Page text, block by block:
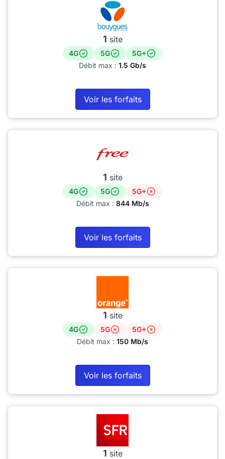
1 site
4G 5G
5G+
Débit max : 1.5 Gb/s
Voir les forfaits
1 site
4G 5G
5G+
Débit max : 844 Mb/s
Voir les forfaits
1 site
4G 5G
5G+
Débit max : 150 Mb/s
Voir les forfaits
1 site